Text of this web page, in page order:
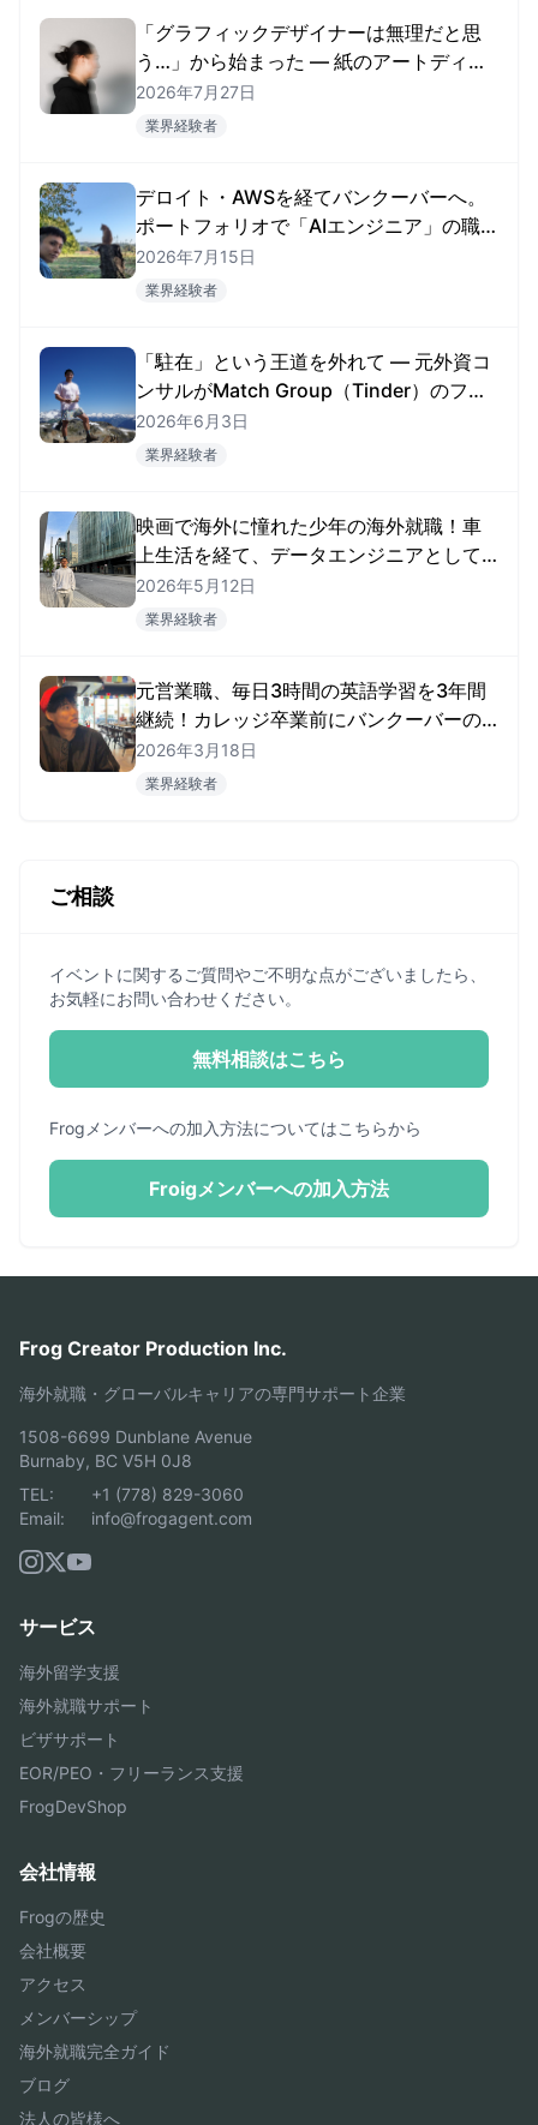
「グラフィックデザイナーは無理だと思
う…」から始まった — 紙のアートディレ
クターがカナダ・アメリカで現地就職す
るまで
2026年7月27日
業界経験者
デロイト・AWSを経てバンクーバーへ。
ポートフォリオで「AIエンジニア」の職
を掴んだRyosukeさん
2026年7月15日
業界経験者
「駐在」という王道を外れて — 元外資コ
ンサルがMatch Group（Tinder）のファ
イナンス職に就くまで
2026年6月3日
業界経験者
映画で海外に憧れた少年の海外就職！車
上生活を経て、データエンジニアとして
掴んだ海外キャリア
2026年5月12日
業界経験者
元営業職、毎日3時間の英語学習を3年間
継続！カレッジ卒業前にバンクーバーの
AI企業に就職を決めたTomoharuさん
2026年3月18日
業界経験者
ご相談
イベントに関するご質問やご不明な点がございましたら、
お気軽にお問い合わせください。
無料相談はこちら
Frogメンバーへの加入方法についてはこちらから
Froigメンバーへの加入方法
Frog Creator Production Inc.
海外就職・グローバルキャリアの専門サポート企業
1508-6699 Dunblane Avenue
Burnaby, BC V5H 0J8
TEL:
+1 (778) 829-3060
Email:
info@frogagent.com
サービス
海外留学支援
海外就職サポート
ビザサポート
EOR/PEO・フリーランス支援
FrogDevShop
会社情報
Frogの歴史
会社概要
アクセス
メンバーシップ
海外就職完全ガイド
ブログ
法人の皆様へ